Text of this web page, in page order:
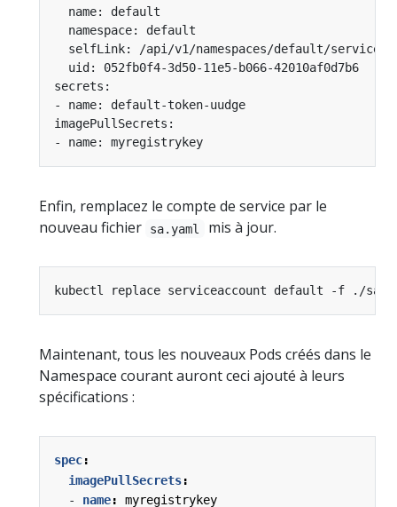
Enfin, remplacez le compte de service par le
nouveau fichier
sa.yaml mis à jour.
Maintenant, tous les nouveaux Pods créés dans le
Namespace courant auront ceci ajouté à leurs
spécifications :
spec:
imagePullSecrets:
- name: myregistrykey